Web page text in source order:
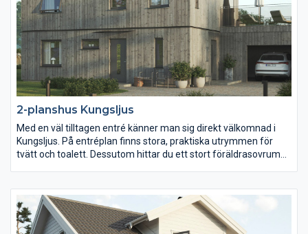
2-planshus Kungsljus
Med en väl tilltagen entré känner man sig direkt välkomnad i
Kungsljus. På entréplan finns stora, praktiska utrymmen för
tvätt och toalett. Dessutom hittar du ett stort föräldrasovrum
barn-/ungdomsdel om man väljer att använda sovrummet på
neder plan som föräldrasovrum. Ett välplanerat hus med goda
ytor och hela fyra sovrum.